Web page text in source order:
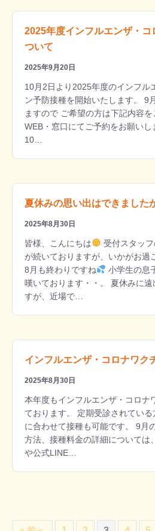
2025年度インフルエンザ・コ
ついて
2025年9月20日
10月2日より2025年度のインフル
ン予防接種を開始いたします。 9
ますので ご希望の方は下記内容を
WEB・窓口にてご予約をお願い
10…
夏休みの思い出はできました
2025年8月30日
皆様、こんにちは
受付スタッ
が続いておりますが、いかがお過
8月も終わりですね
小学生の息
嘆いております・・。 夏休みに
すが、近場で…
インフルエンザ・コロナワク
2025年8月30日
本年度もインフルエンザ・コロナ
ております。 定期受診されてい
に合わせて接種も可能です。 9月
方法、接種料金の詳細については
や公式LINE…